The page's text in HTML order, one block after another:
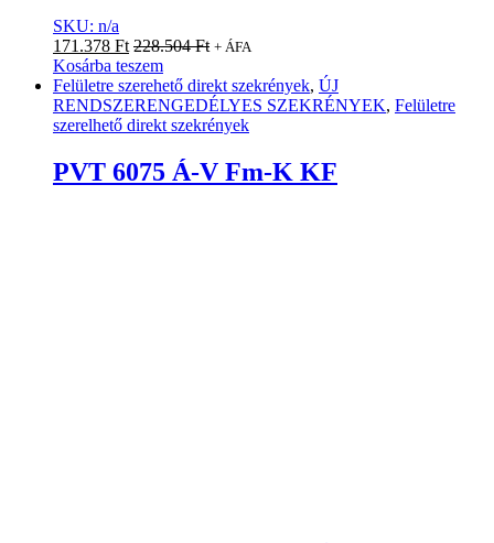
SKU: n/a
171.378 Ft 228.504Ft + ÁFA
Kosárba teszem
Felületre szerehető direkt szekrények, ÚJ
RENDSZERENGEDÉLYES SZEKRÉNYEK, Felületre
szerelhető direkt szekrények
PVT 6075 Á-V Fm-K KF